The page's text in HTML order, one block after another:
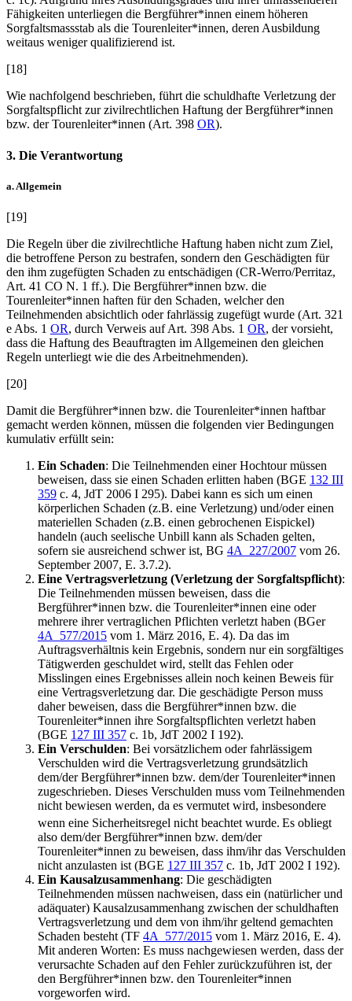
Fähigkeiten unterliegen die Bergführer*innen einem höheren
Sorgfaltsmassstab als die Tourenleiter*innen, deren Ausbildung
weitaus weniger qualifizierend ist.
[18]
Wie nachfolgend beschrieben, führt die schuldhafte Verletzung der
Sorgfaltspflicht zur zivilrechtlichen Haftung der Bergführer*innen
bzw. der Tourenleiter*innen (Art. 398 OR).
3. Die Verantwortung
a. Allgemein
[19]
Die Regeln über die zivilrechtliche Haftung haben nicht zum Ziel,
die betroffene Person zu bestrafen, sondern den Geschädigten für
den ihm zugefügten Schaden zu entschädigen (CR-Werro/Perritaz,
Art. 41 CO N. 1 ff.). Die Bergführer*innen bzw. die
Tourenleiter*innen haften für den Schaden, welcher den
Teilnehmenden absichtlich oder fahrlässig zugefügt wurde (Art. 321
e Abs. 1 OR, durch Verweis auf Art. 398 Abs. 1 OR, der vorsieht,
dass die Haftung des Beauftragten im Allgemeinen den gleichen
Regeln unterliegt wie die des Arbeitnehmenden).
[20]
Damit die Bergführer*innen bzw. die Tourenleiter*innen haftbar
gemacht werden können, müssen die folgenden vier Bedingungen
kumulativ erfüllt sein:
Ein Schaden: Die Teilnehmenden einer Hochtour müssen
beweisen, dass sie einen Schaden erlitten haben (BGE 132 III
359 c. 4, JdT 2006 I 295). Dabei kann es sich um einen
körperlichen Schaden (z.B. eine Verletzung) und/oder einen
materiellen Schaden (z.B. einen gebrochenen Eispickel)
handeln (auch seelische Unbill kann als Schaden gelten,
sofern sie ausreichend schwer ist, BG 4A_227/2007 vom 26.
September 2007, E. 3.7.2).
Eine Vertragsverletzung (Verletzung der Sorgfaltspflicht):
Die Teilnehmenden müssen beweisen, dass die
Bergführer*innen bzw. die Tourenleiter*innen eine oder
mehrere ihrer vertraglichen Pflichten verletzt haben (BGer
4A_577/2015 vom 1. März 2016, E. 4). Da das im
Auftragsverhältnis kein Ergebnis, sondern nur ein sorgfältiges
Tätigwerden geschuldet wird, stellt das Fehlen oder
Misslingen eines Ergebnisses allein noch keinen Beweis für
eine Vertragsverletzung dar. Die geschädigte Person muss
daher beweisen, dass die Bergführer*innen bzw. die
Tourenleiter*innen ihre Sorgfaltspflichten verletzt haben
(BGE 127 III 357 c. 1b, JdT 2002 I 192).
Ein Verschulden: Bei vorsätzlichem oder fahrlässigem
Verschulden wird die Vertragsverletzung grundsätzlich
dem/der Bergführer*innen bzw. dem/der Tourenleiter*innen
zugeschrieben. Dieses Verschulden muss vom Teilnehmenden
nicht bewiesen werden, da es vermutet wird, insbesondere
wenn eine Sicherheitsregel nicht beachtet wurde. Es obliegt
also dem/der Bergführer*innen bzw. dem/der
Tourenleiter*innen zu beweisen, dass ihm/ihr das Verschulden
nicht anzulasten ist (BGE 127 III 357 c. 1b, JdT 2002 I 192).
Ein Kausalzusammenhang: Die geschädigten
Teilnehmenden müssen nachweisen, dass ein (natürlicher und
adäquater) Kausalzusammenhang zwischen der schuldhaften
Vertragsverletzung und dem von ihm/ihr geltend gemachten
Schaden besteht (TF 4A_577/2015 vom 1. März 2016, E. 4).
Mit anderen Worten: Es muss nachgewiesen werden, dass der
verursachte Schaden auf den Fehler zurückzuführen ist, der
den Bergführer*innen bzw. den Tourenleiter*innen
vorgeworfen wird.